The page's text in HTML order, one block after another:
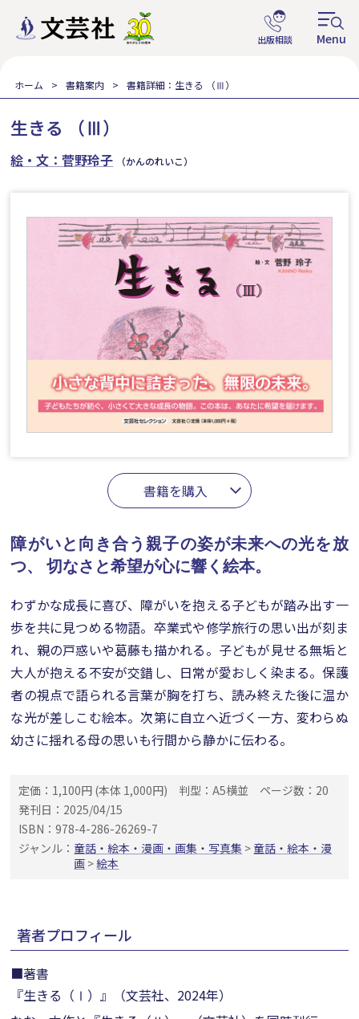
ホーム 書籍案内 書籍詳細：生きる （Ⅲ）
生きる （Ⅲ）
絵・文：菅野玲子 （かんのれいこ）
書籍を購入
障がいと向き合う親子の姿が未来への光を放
つ、
切なさと希望が心に響く絵本。
わずかな成長に喜び、障がいを抱える子どもが踏み出す一
歩を共に見つめる物語。卒業式や修学旅行の思い出が刻ま
れ、親の戸惑いや葛藤も描かれる。子どもが見せる無垢と
大人が抱える不安が交錯し、日常が愛おしく染まる。保護
者の視点で語られる言葉が胸を打ち、読み終えた後に温か
な光が差しこむ絵本。次第に自立へ近づく一方、変わらぬ
幼さに揺れる母の思いも行間から静かに伝わる。
定価：1,100円 (本体 1,000円) 判型：A5横並
ページ数：20
発刊日：2025/04/15
ISBN：978-4-286-26269-7
ジャンル： 童話・絵本・漫画・画集・写真集 > 童話・絵本・漫
画 >絵本
著者プロフィール
■著書
『生きる（Ⅰ）』（文芸社、2024年）